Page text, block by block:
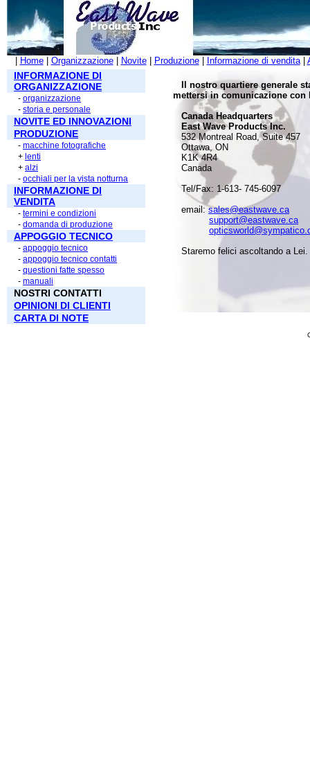
Home| Organizzazione| Novite| Produzione| Informazione di vendita|
INFORMAZIONE DI
ORGANIZZAZIONE
- organizzazione
- storia e personale
NOVITE ED INNOVAZIONI
PRODUZIONE
- macchine fotografiche
+ lenti
+ alzi
- occhiali per la vista notturna
INFORMAZIONE DI
VENDITA
- termini e condizioni
- domanda di produzione
APPOGGIO TECNICO
- appoggio tecnico
- appoggio tecnico contatti
- questioni fatte spesso
- manuali
NOSTRI CONTATTI
OPINIONI DI CLIENTI
CARTA DI NOTE
Il nostro quartiere generale
mettersi in comunicazione con
Canada Headquarters
East Wave Products Inc.
532 Montreal Road, Suite 457
Ottawa, ON
K1K 4R4
Canada
Tel/Fax: 1-613- 745-6097
email:sales@eastwave.ca
support@eastwave.ca
Staremo felici ascoltando a Lei.